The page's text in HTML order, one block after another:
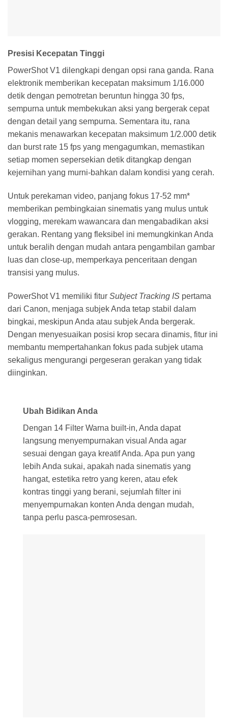
Presisi Kecepatan Tinggi
PowerShot V1 dilengkapi dengan opsi rana ganda. Rana
elektronik memberikan kecepatan maksimum 1/16.000
detik dengan pemotretan beruntun hingga 30 fps,
sempurna untuk membekukan aksi yang bergerak cepat
dengan detail yang sempurna. Sementara itu, rana
mekanis menawarkan kecepatan maksimum 1/2.000 detik
dan burst rate 15 fps yang mengagumkan, memastikan
setiap momen sepersekian detik ditangkap dengan
kejernihan yang murni-bahkan dalam kondisi yang cerah.
Untuk perekaman video, panjang fokus 17-52 mm*
memberikan pembingkaian sinematis yang mulus untuk
vlogging, merekam wawancara dan mengabadikan aksi
gerakan. Rentang yang fleksibel ini memungkinkan Anda
untuk beralih dengan mudah antara pengambilan gambar
luas dan close-up, memperkaya penceritaan dengan
transisi yang mulus.
PowerShot V1 memiliki fitur Subject Tracking IS pertama
dari Canon, menjaga subjek Anda tetap stabil dalam
bingkai, meskipun Anda atau subjek Anda bergerak.
Dengan menyesuaikan posisi krop secara dinamis, fitur ini
membantu mempertahankan fokus pada subjek utama
sekaligus mengurangi pergeseran gerakan yang tidak
diinginkan.
Ubah Bidikan Anda
Dengan 14 Filter Warna built-in, Anda dapat
langsung menyempurnakan visual Anda agar
sesuai dengan gaya kreatif Anda. Apa pun yang
lebih Anda sukai, apakah nada sinematis yang
hangat, estetika retro yang keren, atau efek
kontras tinggi yang berani, sejumlah filter ini
menyempurnakan konten Anda dengan mudah,
tanpa perlu pasca-pemrosesan.